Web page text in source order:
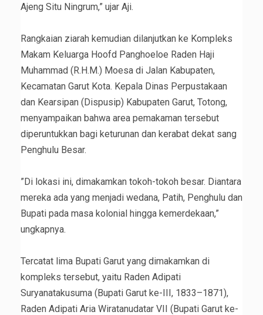
Ajeng Situ Ningrum,” ujar Aji.
‎Rangkaian ziarah kemudian dilanjutkan ke Kompleks
Makam Keluarga Hoofd Panghoeloe Raden Haji
Muhammad (R.H.M.) Moesa di Jalan Kabupaten,
Kecamatan Garut Kota. Kepala Dinas Perpustakaan
dan Kearsipan (Dispusip) Kabupaten Garut, Totong,
menyampaikan bahwa area pemakaman tersebut
diperuntukkan bagi keturunan dan kerabat dekat sang
Penghulu Besar.
‎”Di lokasi ini, dimakamkan tokoh-tokoh besar. Diantara
mereka ada yang menjadi wedana, Patih, Penghulu dan
Bupati pada masa kolonial hingga kemerdekaan,”
ungkapnya.
‎Tercatat lima Bupati Garut yang dimakamkan di
kompleks tersebut, yaitu Raden Adipati
Suryanatakusuma (Bupati Garut ke-III, 1833–1871),
Raden Adipati Aria Wiratanudatar VII (Bupati Garut ke-